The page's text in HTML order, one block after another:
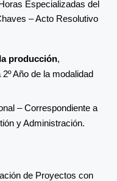
Especializadas del
– Acto Resolutivo
producción,
Año de la modalidad
– Correspondiente a
y Administración.
de Proyectos con